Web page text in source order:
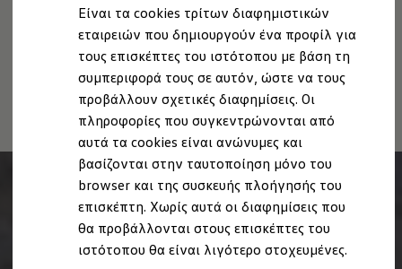
Είναι τα cookies τρίτων διαφημιστικών
εταιρειών που δημιουργούν ένα προφίλ για
τους επισκέπτες του ιστότοπου με βάση τη
συμπεριφορά τους σε αυτόν, ώστε να τους
προβάλλουν σχετικές διαφημίσεις. Οι
πληροφορίες που συγκεντρώνονται από
αυτά τα cookies είναι ανώνυμες και
βασίζονται στην ταυτοποίηση μόνο του
browser και της συσκευής πλοήγησής του
επισκέπτη. Χωρίς αυτά οι διαφημίσεις που
θα προβάλλονται στους επισκέπτες του
ιστότοπου θα είναι λιγότερο στοχευμένες.
We Charge - Υπηρεσία Φόρτισης
Πληροφορίες Πελάτη
Ανακύκλωση & Επιστροφή
Ανακλήσεις ασφαλείας και Τεχνικά μέτρα
Προειδοποιητικές και ενδεικτικές λυχνίες
Eνημερώσεις λογισμικού
Digital Manual - Ψηφιακό εγχειρίδιο
XTL diesel fuel
Υπηρεσίες Volkswagen
Υπηρεσίες Volkswagen Click@Service
Pick Up & Delivery
Φροντίδα Clean Plus
Επαγγελματικά Οχήματα Volkswagen
Συντήρηση & Επισκευή Επαγγελματικών
Σημαντικές πληροφορίες
Εγγύηση Επαγγελματικών Volkswagen
Δήλωση Προσβασιμότητας
Πληροφορίες για την Προσβασιμότητα
EU Data Act
Ανάκληση Ψηφιακών υπηρεσιών